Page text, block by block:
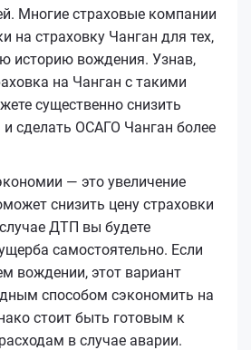
Многие страховые компании
на страховку Чанган для тех,
историю вождения. Узнав,
на Чанган с такими
существенно снизить
и сделать ОСАГО Чанган более
— это увеличение
снизить цену страховки
ДТП вы будете
самостоятельно. Если
вождении, этот вариант
способом сэкономить на
стоит быть готовым к
в случае аварии.